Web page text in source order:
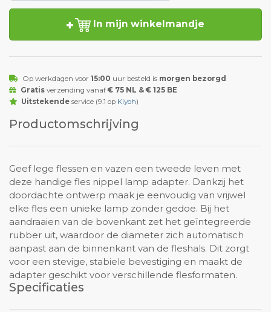
In mijn winkelmandje
Op werkdagen voor 15:00 uur besteld is morgen bezorgd
Gratisverzending vanaf € 75 NL & € 125 BE
Uitstekendeservice (9.1 op Kiyoh)
Productomschrijving
Geef lege flessen en vazen een tweede leven met
deze handige fles nippel lamp adapter. Dankzij het
doordachte ontwerp maak je eenvoudig van vrijwel
elke fles een unieke lamp zonder gedoe. Bij het
aandraaien van de bovenkant zet het geïntegreerde
rubber uit, waardoor de diameter zich automatisch
aanpast aan de binnenkant van de fleshals. Dit zorgt
voor een stevige, stabiele bevestiging en maakt de
adapter geschikt voor verschillende flesformaten.
Specificaties